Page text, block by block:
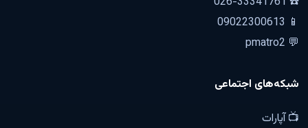
📱 09022300613
💬 pmatro2
شبکه‌های اجتماعی
📺 آپارات